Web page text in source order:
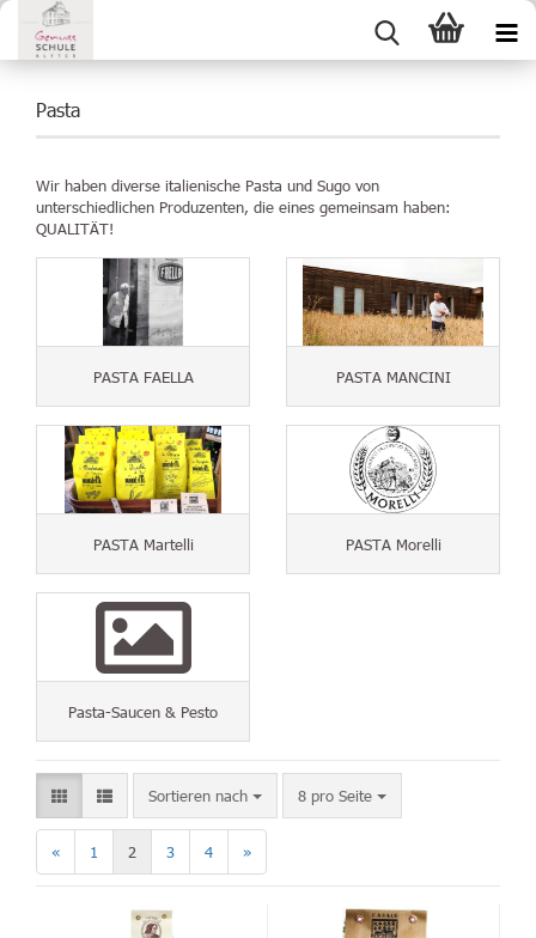
Pasta
Wir haben diverse italienische Pasta und Sugo von
unterschiedlichen Produzenten, die eines gemeinsam haben:
QUALITÄT!
PASTA FAELLA PASTA MANCINI
PASTA Martelli PASTA Morelli
Pasta-Saucen & Pesto
Sortieren nach 8 pro Seite
« 1 2 3 4 »